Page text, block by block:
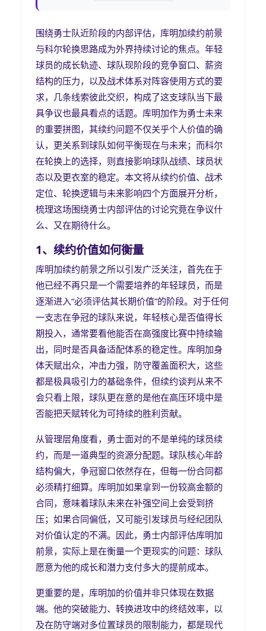
围绕勇士队近阶段的内部评估，库明加续约前景
与科尔轮换思路成为外界持续讨论的焦点。年轻
球员的成长轨迹、球队现阶段的竞争窗口、薪资
结构的压力，以及战术体系对阵容使用方式的要
求，几条线索彼此交织，构成了这支球队当下最
具争议也最具看点的话题。库明加作为勇士未来
的重要拼图，其续约问题不仅关乎个人价值的确
认，更关系到球队如何平衡现在与未来；而科尔
在轮换上的选择，则直接影响球队战绩、球员状
态以及更衣室的稳定。本文将从续约价值、战术
定位、轮换逻辑与未来影响四个方面展开分析，
梳理这场围绕勇士内部评估的讨论究竟在争议什
么、又在期待什么。
1、续约价值如何衡量
库明加续约前景之所以引发广泛关注，首先在于
他已经不再只是一个需要培养的年轻球员，而是
逐渐进入“必须评估其长期价值”的阶段。对于任何
一支志在争冠的球队来说，年轻核心是否值得长
期投入，通常要看他能否在高强度比赛中持续输
出，同时是否具备适配体系的稳定性。库明加身
体天赋出众，冲击力强，防守覆盖面积大，这些
都是极具吸引力的基础条件，但续约谈判从来不
会只看上限，球队更在意的是他在高压环境中是
否能把天赋转化为可持续的胜利贡献。
从管理层角度看，勇士面对的不是单纯的球员续
约，而是一道典型的资源分配题。球队核心年龄
结构偏大，争冠窗口依然存在，但每一份合同都
必须精打细算。库明加如果拿到一份较高金额的
合同，意味着球队未来在补强空间上会受到挤
压；如果合同偏低，又可能引发球员与经纪团队
对价值认定的不满。因此，勇士内部评估库明加
前景，实际上是在衡量一个更现实的问题：球队
愿意为他的成长和潜力支付多大的提前成本。
更重要的是，库明加的价值并非只体现在数据
端。他的突破能力、转换进攻中的终结效率，以
及在防守端对多位置球员的限制能力，都是现代